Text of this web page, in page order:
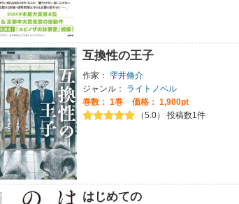
互換性の王子
作家：
雫井脩介
ジャンル：
ライトノベル
巻数： 1巻
価格： 1,900pt
（5.0） 投稿数1件
はじめての